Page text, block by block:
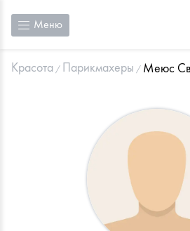
Меню
Красота Парикмахеры Меюс